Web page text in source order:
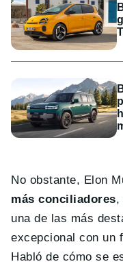
No obstante, Elon
más conciliadores,
una de las más
excepcional con un
Habló de cómo se